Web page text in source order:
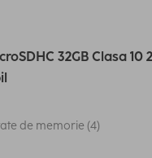
32GB Clasa 10
de memorie (4)